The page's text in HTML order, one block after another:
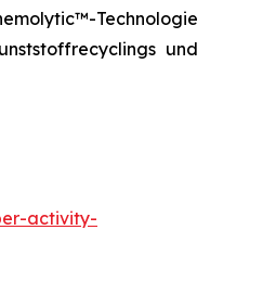
Technologie
und
activity-